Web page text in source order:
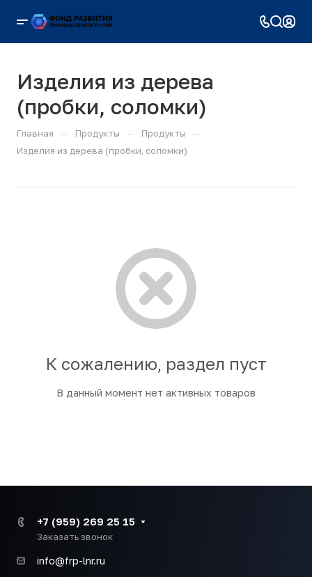
Изделия из дерева
(пробки, соломки)
Главная — Продукты — Продукты —
Изделия из дерева (пробки, соломки)
К сожалению, раздел пуст
В данный момент нет активных товаров
+7 (959) 269 25 15
Заказать звонок
info@frp-lnr.ru